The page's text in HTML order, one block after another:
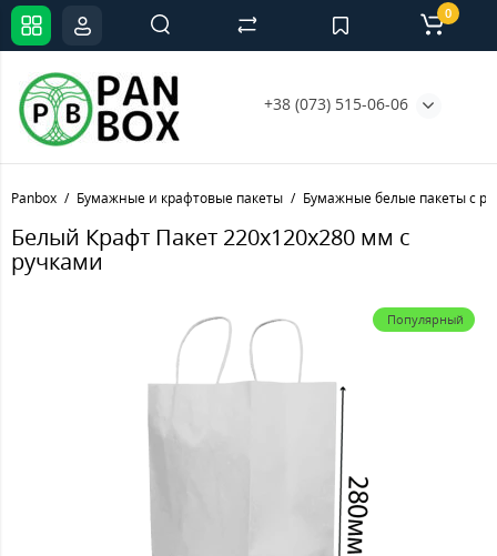
+38 (073) 515-06-06
0
Panbox Бумажные и крафтовые пакеты Бумажные белые пакеты с
Белый Крафт Пакет 220х120х280 мм с
ручками
Популярный